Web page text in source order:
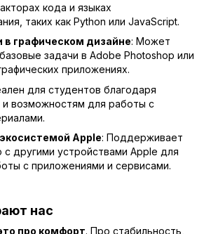
кода и языках
таких как Python или JavaScript.
в графическом дизайне: Может
задачи в Adobe Photoshop или
приложениях.
для студентов благодаря
и возможностям для работы с
Apple: Поддерживает
с другими устройствами Apple для
с приложениями и сервисами.
нас
про комфорт. Про стабильность,